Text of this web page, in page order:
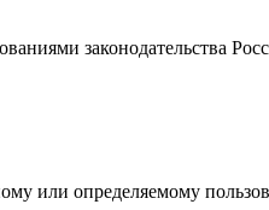
законодательства
или определяемому